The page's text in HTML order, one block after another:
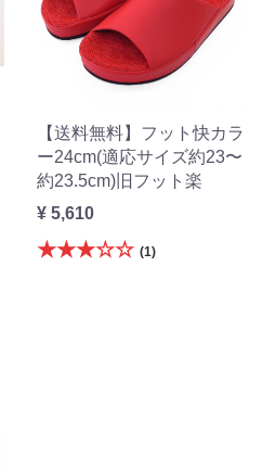
【送料無料】フット快カラ
ー24cm(適応サイズ約23〜
約23.5cm)旧フット楽
¥ 5,610
★★★☆☆ (1)